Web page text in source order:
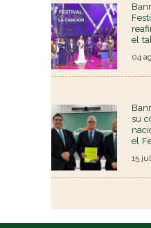
el
04
su
el
15